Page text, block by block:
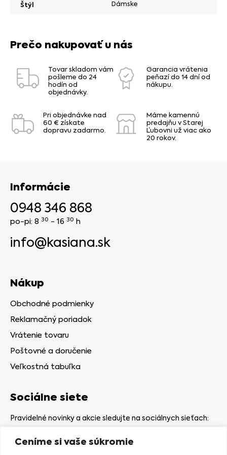
Ceníme si vaše súkromie
Štýl Dámske
Prečo nakupovať u nás
Tovar skladom vám
pošleme do 24
hodín od
objednávky.
Garancia vrátenia
peňazí do 14 dní od
nákupu.
Pri objednávke nad
60 € získate
dopravu zadarmo.
Máme kamennú
predajňu v Starej
Ľubovni už viac ako
20 rokov.
Informácie
0948 346 868
po-pi: 8 30 - 16 30 h
info@kasiana.sk
Nákup
Obchodné podmienky
Reklamačný poriadok
Vrátenie tovaru
Poštovné a doručenie
Veľkostná tabuľka
Sociálne siete
Pravidelné novinky a akcie sledujte na sociálnych sieťach: